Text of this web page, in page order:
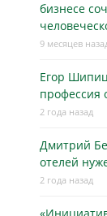
бизнесe
9 месяцев
Егор
профессия
2 года назад
Дмитрий
отелей
2 года назад